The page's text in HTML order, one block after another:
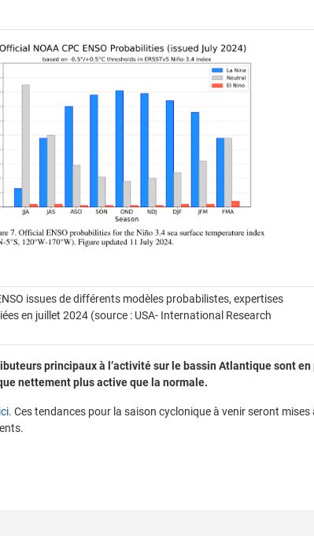
issues de différents modèles probabilistes, expertises
en juillet 2024 (source : USA- International Research
principaux à l’activité sur le bassin Atlantique sont
nettement plus active que la normale.
ici. Ces tendances pour la saison cyclonique à venir seront mises